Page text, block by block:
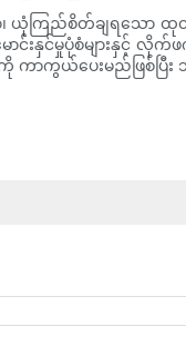
ယုံကြည်စိတ်ချရသော ထု
နှင်မှုပုံစံများနှင့် လိုက်ဖ
းကို ကာကွယ်ပေးမည်ဖြစ်